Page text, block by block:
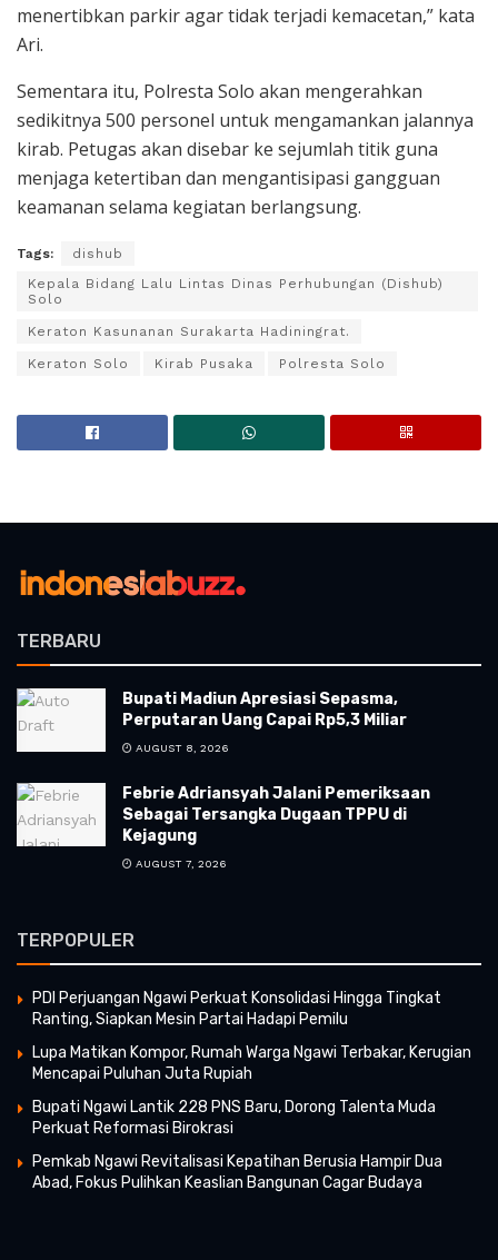
menertibkan parkir agar tidak terjadi kemacetan,” kata
Ari.
Sementara itu, Polresta Solo akan mengerahkan
sedikitnya 500 personel untuk mengamankan jalannya
kirab. Petugas akan disebar ke sejumlah titik guna
menjaga ketertiban dan mengantisipasi gangguan
keamanan selama kegiatan berlangsung.
Tags:
dishub
Kepala Bidang Lalu Lintas Dinas Perhubungan (Dishub)
Solo
Keraton Kasunanan Surakarta Hadiningrat.
Keraton Solo Kirab Pusaka Polresta Solo
TERBARU
Bupati Madiun Apresiasi Sepasma,
Perputaran Uang Capai Rp5,3 Miliar
AUGUST 8, 2026
Febrie Adriansyah Jalani Pemeriksaan
Sebagai Tersangka Dugaan TPPU di
Kejagung
AUGUST 7, 2026
TERPOPULER
PDI Perjuangan Ngawi Perkuat Konsolidasi Hingga Tingkat
Ranting, Siapkan Mesin Partai Hadapi Pemilu
Lupa Matikan Kompor, Rumah Warga Ngawi Terbakar, Kerugian
Mencapai Puluhan Juta Rupiah
Bupati Ngawi Lantik 228 PNS Baru, Dorong Talenta Muda
Perkuat Reformasi Birokrasi
Pemkab Ngawi Revitalisasi Kepatihan Berusia Hampir Dua
Abad, Fokus Pulihkan Keaslian Bangunan Cagar Budaya